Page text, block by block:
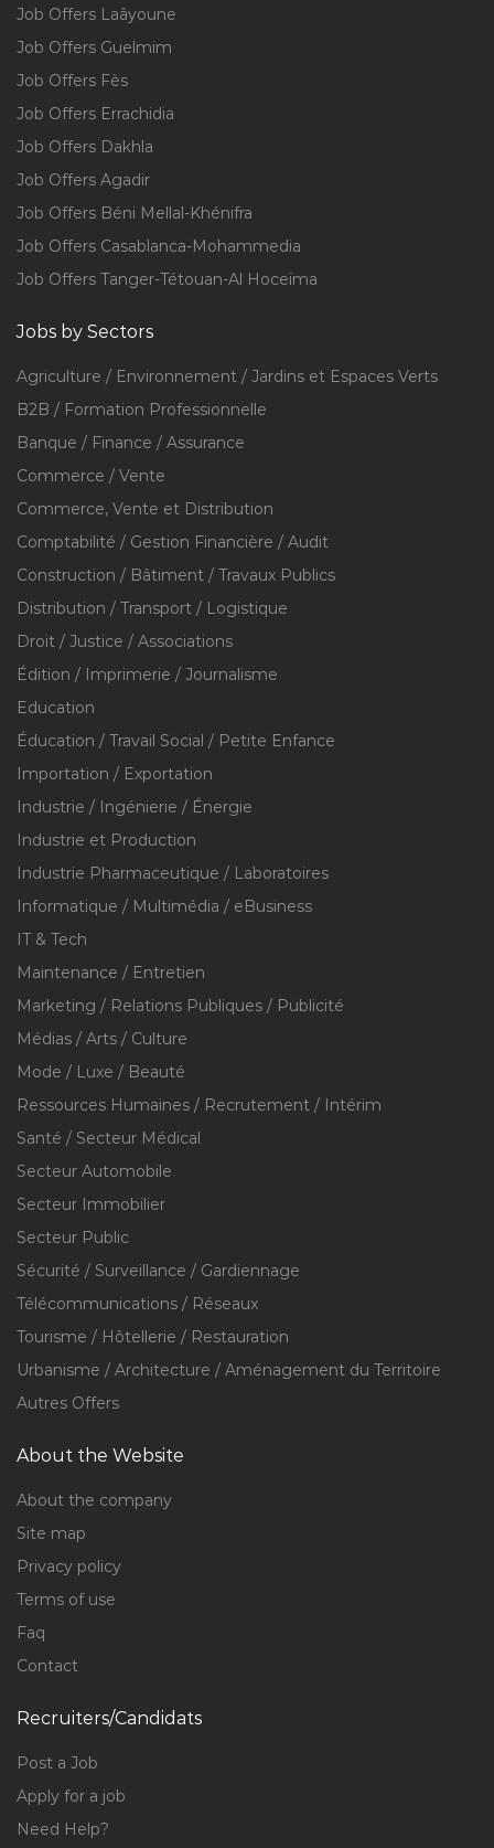
Job Offers Laâyoune
Job Offers Guelmim
Job Offers Fès
Job Offers Errachidia
Job Offers Dakhla
Job Offers Agadir
Job Offers Béni Mellal-Khénifra
Job Offers Casablanca-Mohammedia
Job Offers Tanger-Tétouan-Al Hoceïma
Jobs by Sectors
Agriculture / Environnement / Jardins et Espaces Verts
B2B / Formation Professionnelle
Banque / Finance / Assurance
Commerce / Vente
Commerce, Vente et Distribution
Comptabilité / Gestion Financière / Audit
Construction / Bâtiment / Travaux Publics
Distribution / Transport / Logistique
Droit / Justice / Associations
Édition / Imprimerie / Journalisme
Education
Éducation / Travail Social / Petite Enfance
Importation / Exportation
Industrie / Ingénierie / Énergie
Industrie et Production
Industrie Pharmaceutique / Laboratoires
Informatique / Multimédia / eBusiness
IT & Tech
Maintenance / Entretien
Marketing / Relations Publiques / Publicité
Médias / Arts / Culture
Mode / Luxe / Beauté
Ressources Humaines / Recrutement / Intérim
Santé / Secteur Médical
Secteur Automobile
Secteur Immobilier
Secteur Public
Sécurité / Surveillance / Gardiennage
Télécommunications / Réseaux
Tourisme / Hôtellerie / Restauration
Urbanisme / Architecture / Aménagement du Territoire
Autres Offers
About the Website
About the company
Site map
Privacy policy
Terms of use
Faq
Contact
Recruiters/Candidats
Post a Job
Apply for a job
Need Help?